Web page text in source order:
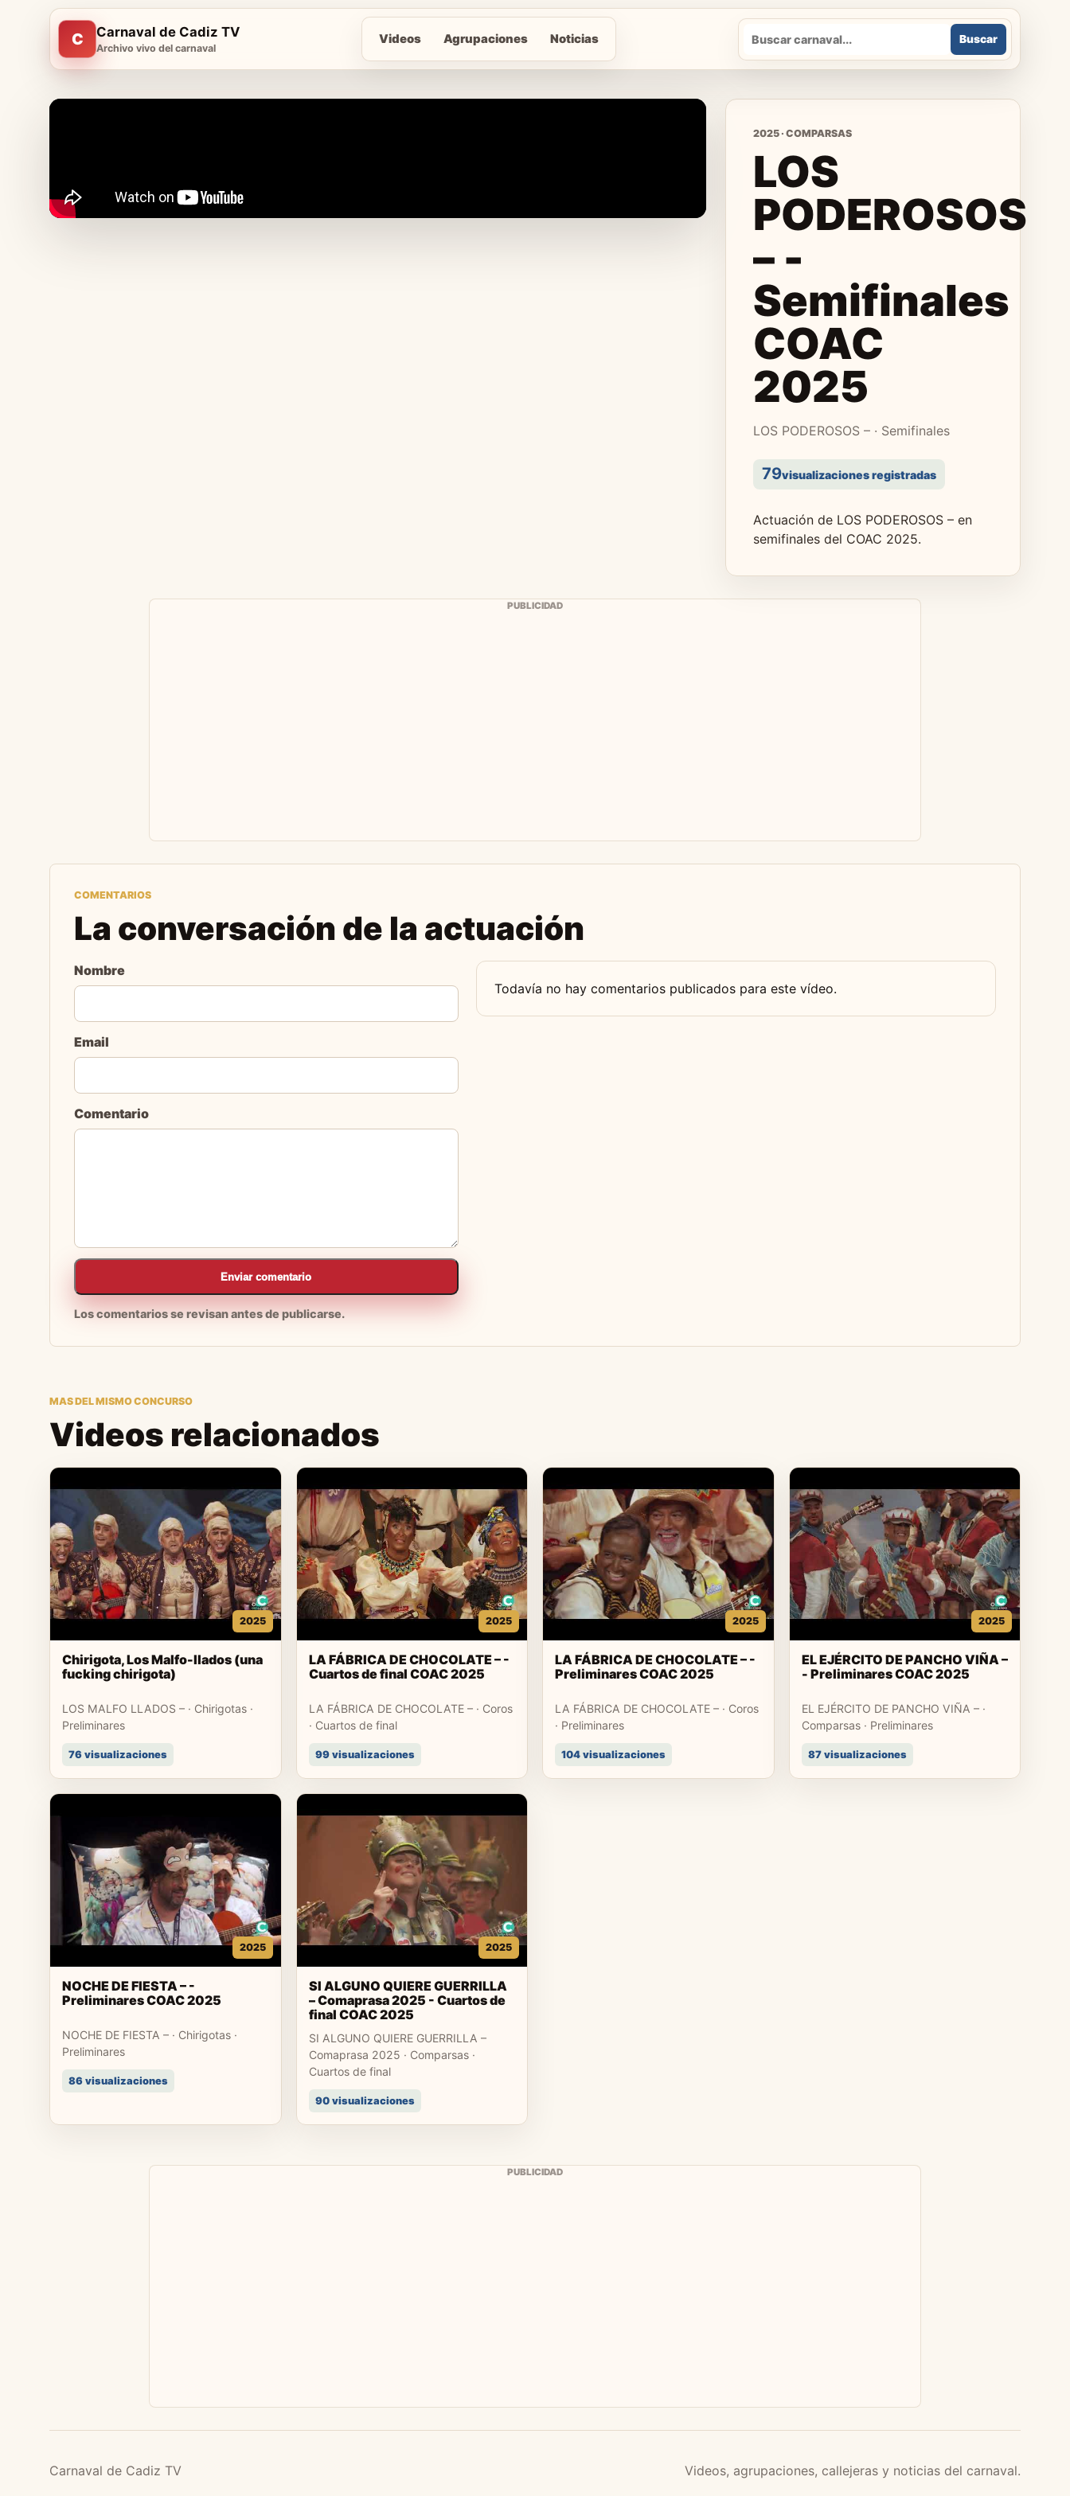
C Carnaval de Cadiz TV
Archivo vivo del carnaval
Videos Agrupaciones Noticias
Buscar
Buscar
2025 · COMPARSAS
LOS
PODEROSOS
– -
Semifinales
COAC
2025
LOS PODEROSOS – · Semifinales
79visualizaciones registradas
Actuación de LOS PODEROSOS – en
semifinales del COAC 2025.
PUBLICIDAD
COMENTARIOS
La conversación de la actuación
Nombre
Email
Comentario
Enviar comentario
Los comentarios se revisan antes de publicarse.
Todavía no hay comentarios publicados para este vídeo.
MAS DEL MISMO CONCURSO
Videos relacionados
2025
Chirigota, Los Malfo-llados (una
fucking chirigota)
LOS MALFO LLADOS – · Chirigotas ·
Preliminares
76 visualizaciones
2025
LA FÁBRICA DE CHOCOLATE – -
Cuartos de final COAC 2025
LA FÁBRICA DE CHOCOLATE – · Coros
· Cuartos de final
99 visualizaciones
2025
LA FÁBRICA DE CHOCOLATE – -
Preliminares COAC 2025
LA FÁBRICA DE CHOCOLATE – · Coros
· Preliminares
104 visualizaciones
2025
EL EJÉRCITO DE PANCHO VIÑA –
- Preliminares COAC 2025
EL EJÉRCITO DE PANCHO VIÑA – ·
Comparsas · Preliminares
87 visualizaciones
2025
NOCHE DE FIESTA – -
Preliminares COAC 2025
NOCHE DE FIESTA – · Chirigotas ·
Preliminares
86 visualizaciones
2025
SI ALGUNO QUIERE GUERRILLA
– Comaprasa 2025 - Cuartos de
final COAC 2025
SI ALGUNO QUIERE GUERRILLA –
Comaprasa 2025 · Comparsas ·
Cuartos de final
90 visualizaciones
PUBLICIDAD
Carnaval de Cadiz TV Videos, agrupaciones, callejeras y noticias del carnaval.